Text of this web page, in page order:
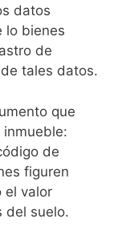
datos
lo bienes
de
tales datos.
que
de
figuren
el valor
del suelo.